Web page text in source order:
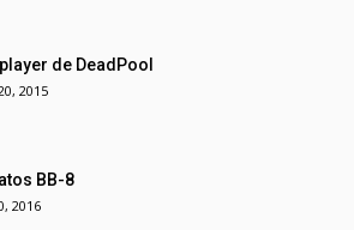
de DeadPool
2015
BB-8
2016